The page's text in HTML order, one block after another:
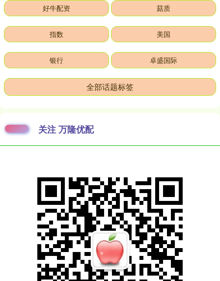
好牛配资 菇质
指数 美国
银行 卓盛国际
全部话题标签
关注 万隆优配